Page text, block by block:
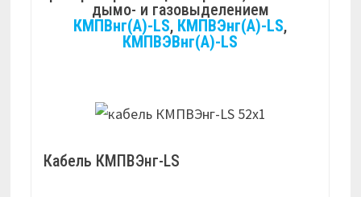
дымо- и газовыделением
КМПВнг(А)-LS, КМПВЭнг(А)-LS,
КМПВЭВнг(А)-LS
Кабель КМПВЭнг-LS